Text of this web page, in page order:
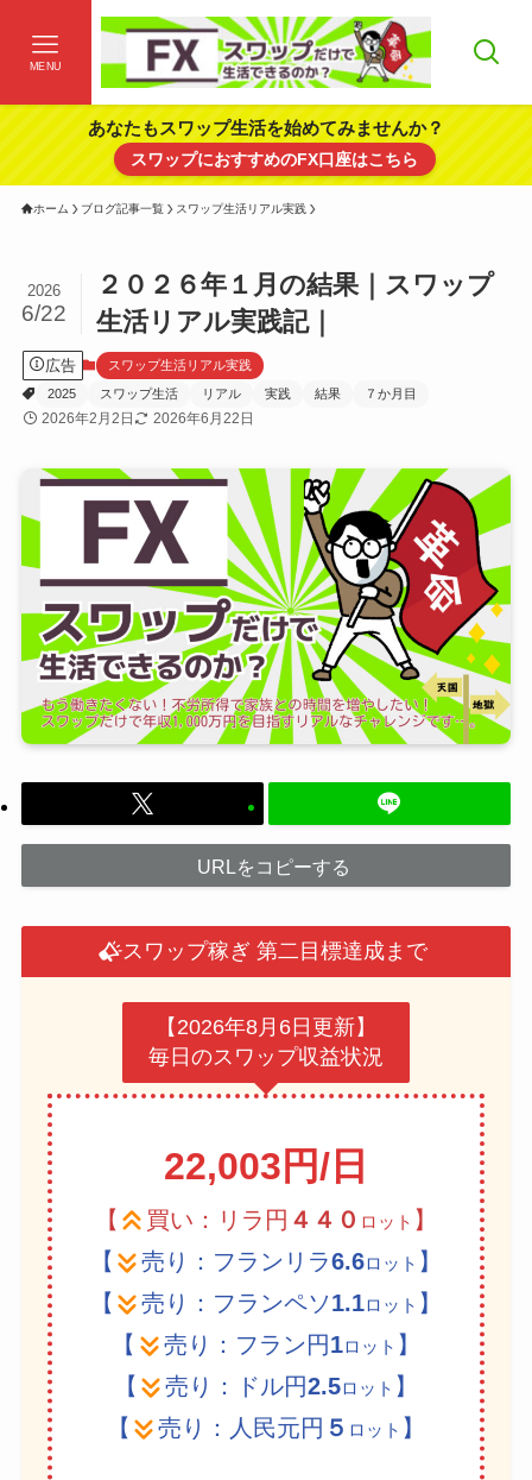
MENU
あなたもスワップ生活を始めてみませんか？
スワップにおすすめのFX口座はこちら
ホーム ブログ記事一覧 スワップ生活リアル実践
２０２６年１月の結果｜スワップ
生活リアル実践記｜
2026
6/22
広告
スワップ生活リアル実践
2025
スワップ生活 リアル 実践 結果 ７か月目
2026年2月2日 2026年6月22日
URLをコピーする
スワップ稼ぎ 第二目標達成まで
【2026年8月6日更新】
毎日のスワップ収益状況
22,003円/日
【 買い：リラ円 ４ ４ ０ ロット 】
【
売り：フランリラ6.6ロット 】
【
売り：フランペソ1.1ロット 】
【
売り：フラン円1ロット 】
【
売り：ドル円2.5ロット 】
【
売り：人民元円 ５ ロット 】